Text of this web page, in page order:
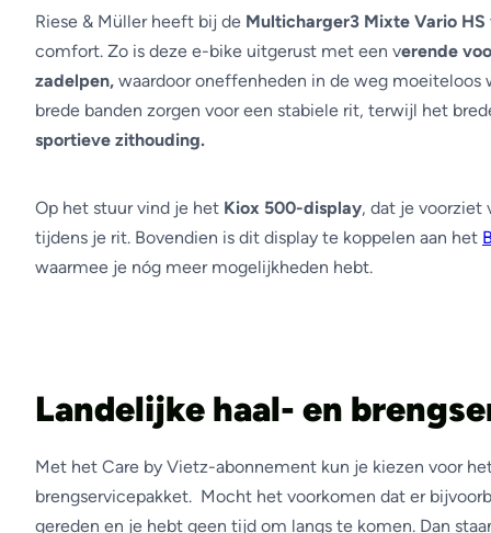
Riese & Müller heeft bij de Multicharger3 Mixte Vario HS
comfort. Zo is deze e-bike uitgerust met een verende
zadelpen, waardoor oneffenheden in de weg moeiteloos
brede banden zorgen voor een stabiele rit, terwijl het
sportieve zithouding.
Op het stuur vind je het Kiox 500-display, dat je voorziet
tijdens je rit. Bovendien is dit display te koppelen aan het
waarmee je nóg meer mogelijkheden hebt.
Landelijke haal- en
Met het Care by Vietz-abonnement kun je kiezen voor
brengservicepakket. Mocht het voorkomen dat er
gereden en je hebt geen tijd om langs te komen. Dan